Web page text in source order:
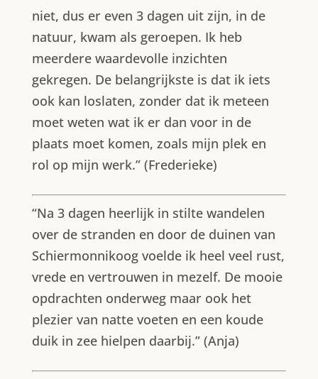
niet, dus er even 3 dagen uit zijn, in de
natuur, kwam als geroepen. Ik heb
meerdere waardevolle inzichten
gekregen. De belangrijkste is dat ik iets
ook kan loslaten, zonder dat ik meteen
moet weten wat ik er dan voor in de
plaats moet komen, zoals mijn plek en
rol op mijn werk.” (Frederieke)
“Na 3 dagen heerlijk in stilte wandelen
over de stranden en door de duinen van
Schiermonnikoog voelde ik heel veel rust,
vrede en vertrouwen in mezelf. De mooie
opdrachten onderweg maar ook het
plezier van natte voeten en een koude
duik in zee hielpen daarbij.” (Anja)